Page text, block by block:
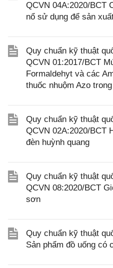
QCVN 04A:2020/BCT
nổ sử dụng để sản
Quy chuẩn kỹ thuật
QCVN 01:2017/BCT
Formaldehyt và các
thuốc nhuộm Azo
Quy chuẩn kỹ thuật
QCVN 02A:2020/BCT
đèn huỳnh quang
Quy chuẩn kỹ thuật
QCVN 08:2020/BCT
sơn
Quy chuẩn kỹ thuật
Sản phẩm đồ uống có